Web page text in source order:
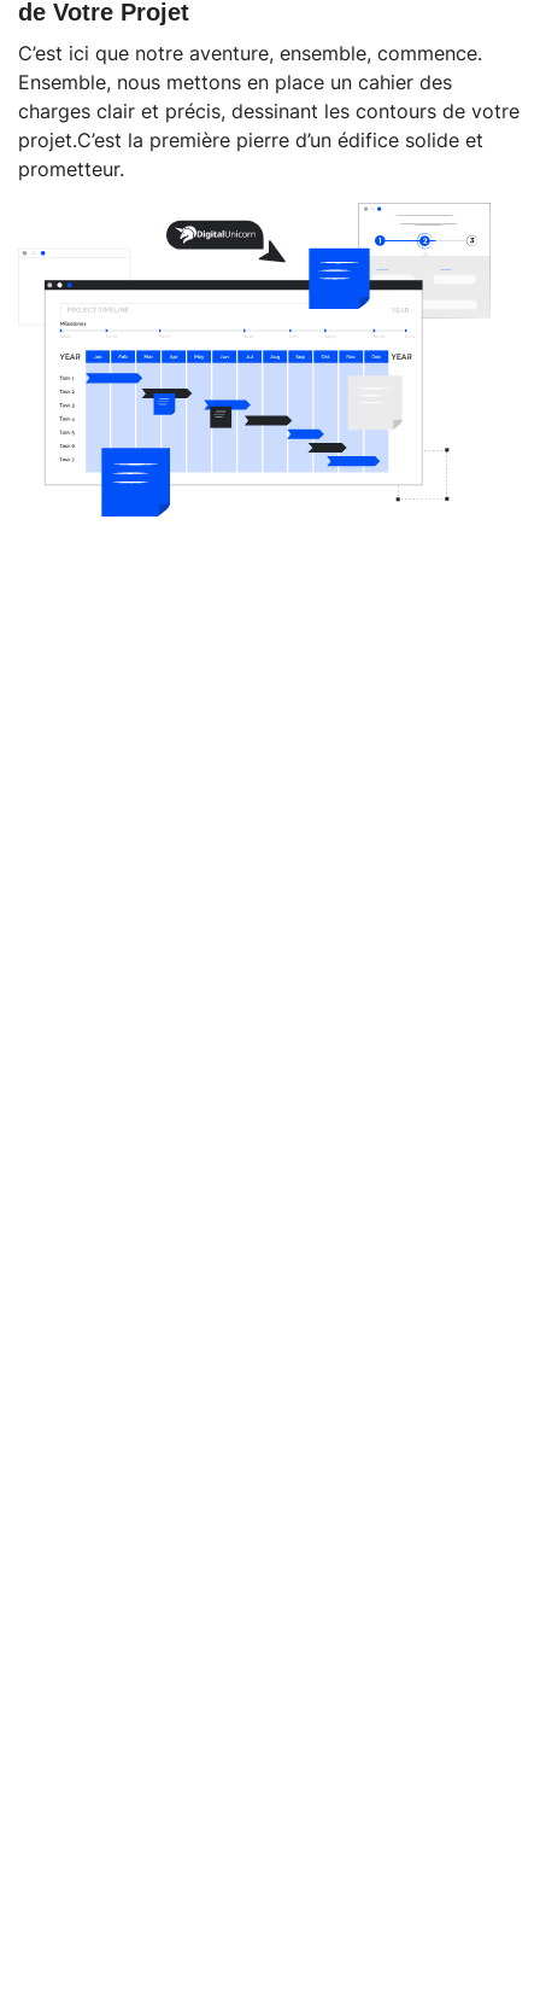
de Votre Projet
C’est ici que notre aventure, ensemble, commence.
Ensemble, nous mettons en place un cahier des
charges clair et précis, dessinant les contours de votre
projet.C’est la première pierre d’un édifice solide et
prometteur.